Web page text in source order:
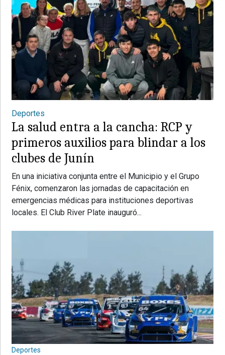
Deportes
La salud entra a la cancha: RCP y
primeros auxilios para blindar a los
clubes de Junín
En una iniciativa conjunta entre el Municipio y el Grupo
Fénix, comenzaron las jornadas de capacitación en
emergencias médicas para instituciones deportivas
locales. El Club River Plate inauguró...
Deportes